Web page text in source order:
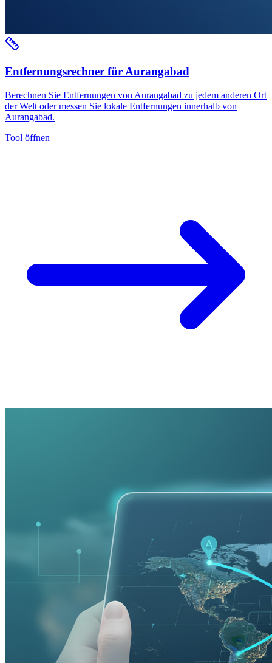
Entfernungsrechner für Aurangabad
Berechnen Sie Entfernungen von Aurangabad zu jedem anderen Ort
der Welt oder messen Sie lokale Entfernungen innerhalb von
Aurangabad.
Tool öffnen